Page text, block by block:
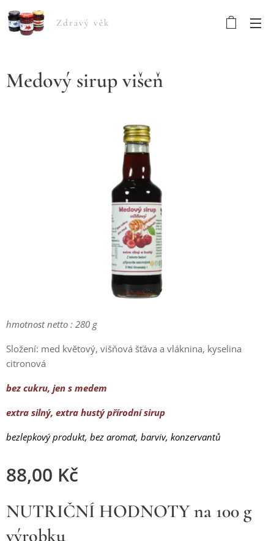
Zdravý věk
Medový sirup višeň
hmotnost netto : 280 g
Složení: med květový, višňová šťáva a vláknina, kyselina
citronová
bez cukru, jen s medem
extra silný, extra hustý přírodní sirup
bezlepkový produkt, bez aromat, barviv, konzervantů
88,00 Kč
NUTRIČNÍ HODNOTY na 100 g
výrobku